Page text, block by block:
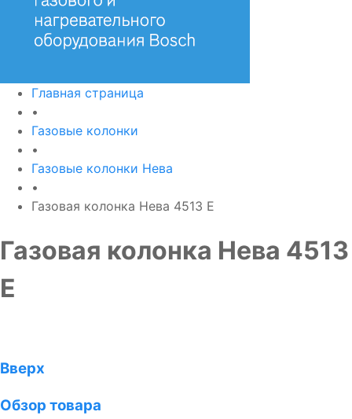
Главная страница
•
Газовые колонки
•
Газовые колонки Нева
•
Газовая колонка Нева 4513 Е
Газовая колонка Нева 4513
Е
Вверх
Обзор товара